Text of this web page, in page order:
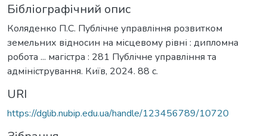
Бібліографічний опис
Коляденко П.С. Публічне управління розвитком
земельних відносин на місцевому рівні : дипломна
робота ... магістра : 281 Публічне управління та
адміністрування. Київ, 2024. 88 с.
URI
https://dglib.nubip.edu.ua/handle/123456789/10720